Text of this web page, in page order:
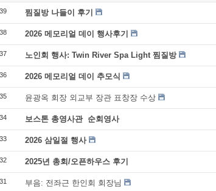
찜질방 나들이 후기
2026 메모리얼 데이 행사후기
노인회 행사: Twin River Spa Light 찜질방
2026 메모리얼 데이 추모식
윤광옥 회장 외교부 장관 표창장 수상
보스톤 총영사관 순회영사
2026 삼일절 행사
2025년 총회/오픈하우스 후기
부음: 전좌근 한인회 회장님